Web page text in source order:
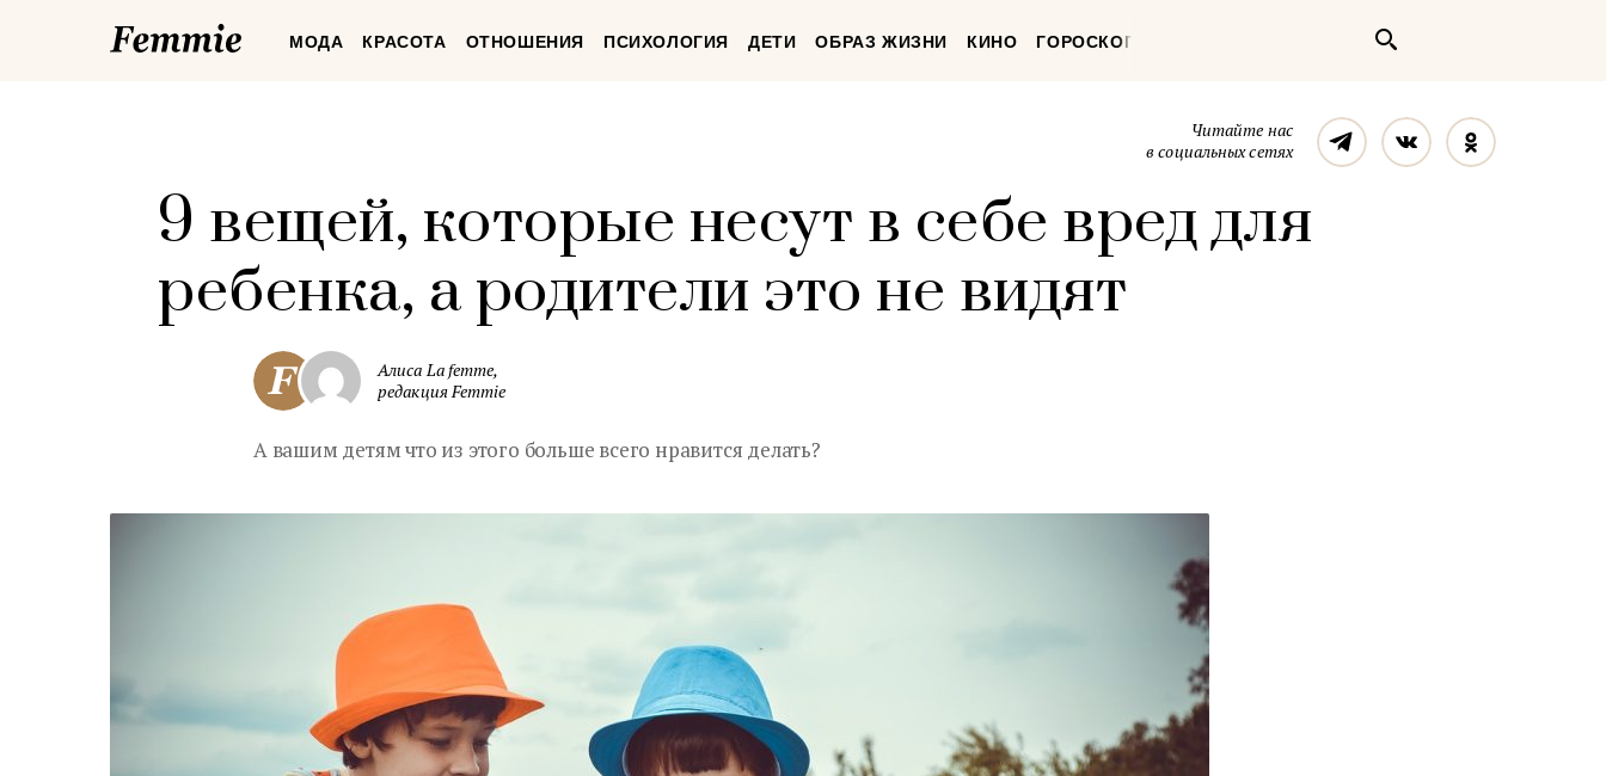
FemmieМОДА КРАСОТА ОТНОШЕНИЯ ПСИХОЛОГИЯ ДЕТИ ОБРАЗ ЖИЗНИ КИНО ГОРОСКОП
Читайте нас
в социальных сетях
ТелеграмВконтакте
9 вещей, которые несут в себе вред для
ребенка, а родители это не видят
Алиса La femme,
редакция Femmie
А вашим детям что из этого больше всего нравится делать?